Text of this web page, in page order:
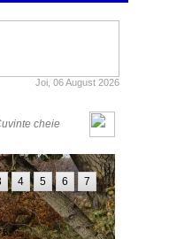
Joi, 06 August 2026
4 5 6 7